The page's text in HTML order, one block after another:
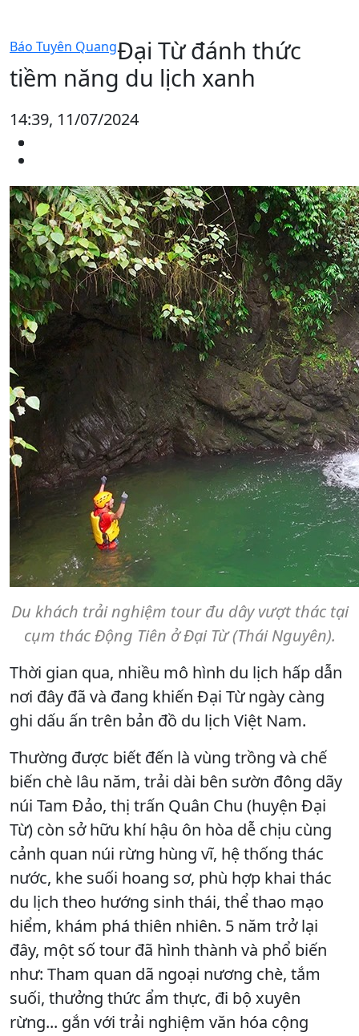
Báo Tuyên QuangĐại Từ đánh thức
tiềm năng du lịch xanh
14:39, 11/07/2024
Du khách trải nghiệm tour đu dây vượt thác tại
cụm thác Động Tiên ở Đại Từ (Thái Nguyên).
Thời gian qua, nhiều mô hình du lịch hấp dẫn
nơi đây đã và đang khiến Đại Từ ngày càng
ghi dấu ấn trên bản đồ du lịch Việt Nam.
Thường được biết đến là vùng trồng và chế
biến chè lâu năm, trải dài bên sườn đông dãy
núi Tam Đảo, thị trấn Quân Chu (huyện Đại
Từ) còn sở hữu khí hậu ôn hòa dễ chịu cùng
cảnh quan núi rừng hùng vĩ, hệ thống thác
nước, khe suối hoang sơ, phù hợp khai thác
du lịch theo hướng sinh thái, thể thao mạo
hiểm, khám phá thiên nhiên. 5 năm trở lại
đây, một số tour đã hình thành và phổ biến
như: Tham quan dã ngoại nương chè, tắm
suối, thưởng thức ẩm thực, đi bộ xuyên
rừng... gắn với trải nghiệm văn hóa cộng